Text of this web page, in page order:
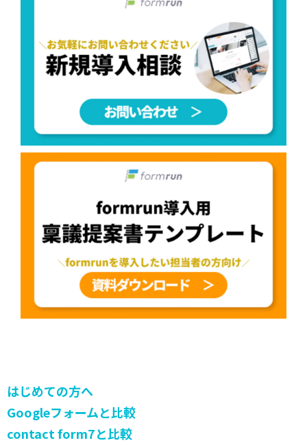
はじめての方へ
Googleフォームと比較
contact form7と比較